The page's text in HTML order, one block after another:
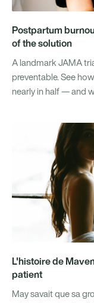
Postpartum
of the solution
A landmark JAMA
preventable. See
nearly in half — and
L'histoire de
patient
May savait que sa